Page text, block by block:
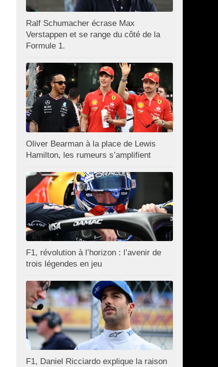
Ralf Schumacher écrase Max
Verstappen et se range du côté de la
Formule 1.
Oliver Bearman à la place de Lewis
Hamilton, les rumeurs s’amplifient
F1, révolution à l’horizon : l’avenir de
trois légendes en jeu
F1, Daniel Ricciardo explique la raison